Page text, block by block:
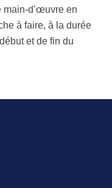
main-d’œuvre en
à faire, à la durée
et de fin du